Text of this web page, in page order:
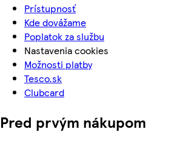
Prístupnosť
Kde dovážame
Poplatok za službu
Nastavenia cookies
Možnosti platby
Tesco.sk
Clubcard
Pred prvým nákupom